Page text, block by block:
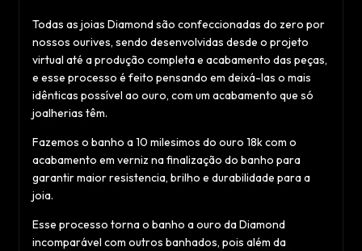
Todas as joias Diamond são confeccionadas do zero por
nossos ourives, sendo desenvolvidas desde o projeto
virtual até a produção completa e acabamento das peças,
e esse processo é feito pensando em deixá-las o mais
idênticas possível ao ouro, com um acabamento que só
joalherias têm.
Fazemos o banho a 10 milesimos do ouro 18k com o
acabamento em verniz na finalização do banho para
garantir maior resistencia, brilho e durabilidade para a
joia.
Esse processo torna o banho a ouro da Diamond
incomparável com outros banhados, pois além da